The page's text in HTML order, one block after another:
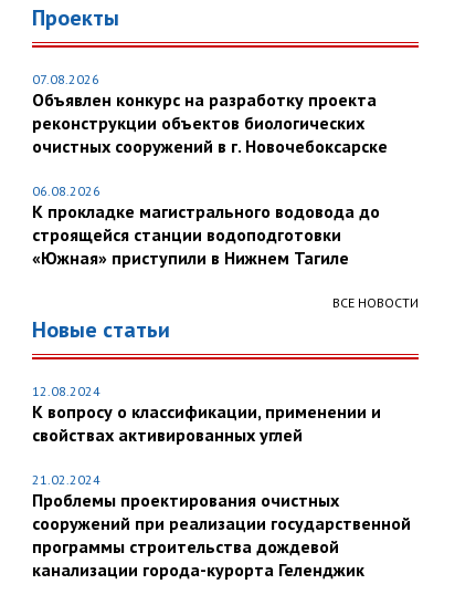
Проекты
07.08.2026
Объявлен конкурс на разработку проекта
реконструкции объектов биологических
очистных сооружений в г. Новочебоксарске
06.08.2026
К прокладке магистрального водовода до
строящейся станции водоподготовки
«Южная» приступили в Нижнем Тагиле
ВСЕ НОВОСТИ
Новые статьи
12.08.2024
К вопросу о классификации, применении и
свойствах активированных углей
21.02.2024
Проблемы проектирования очистных
сооружений при реализации государственной
программы строительства дождевой
канализации города-курорта Геленджик